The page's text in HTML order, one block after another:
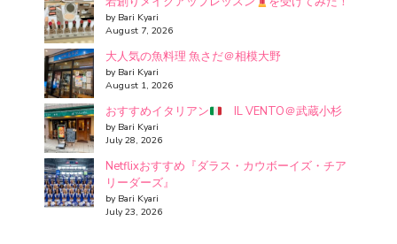
by Bari Kyari
August 7, 2026
大人気の魚料理 魚さだ＠相模大野
by Bari Kyari
August 1, 2026
おすすめイタリアン IL VENTO＠武蔵小杉
by Bari Kyari
July 28, 2026
Netflixおすすめ『ダラス・カウボーイズ・チア
リーダーズ』
by Bari Kyari
July 23, 2026